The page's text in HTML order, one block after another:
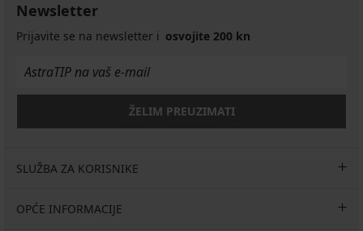
Newsletter
Prijavite se na newsletter i osvojite 200 kn
ŽELIM PREUZIMATI
SLUŽBA ZA KORISNIKE
OPĆE INFORMACIJE